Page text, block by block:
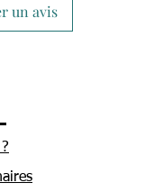
un avis